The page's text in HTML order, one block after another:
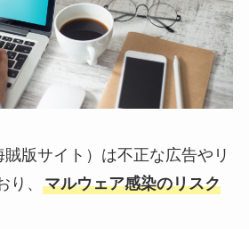
版サイト）は不正な広告やリ
り、 マルウェア感染のリスク